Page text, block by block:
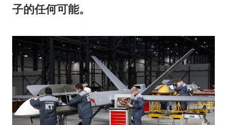
子的任何可能。